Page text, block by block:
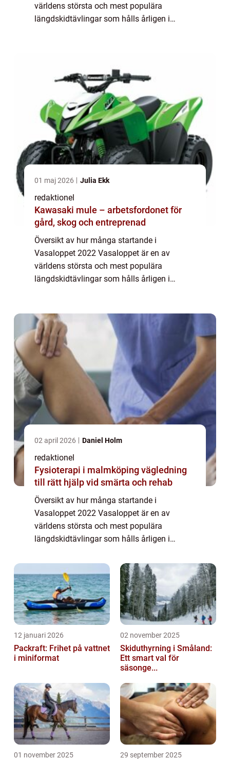
världens största och mest populära
längdskidtävlingar som hålls årligen i
01 maj 2026 Julia Ekk
redaktionel
Kawasaki mule – arbetsfordonet för
gård, skog och entreprenad
Översikt av hur många startande i
Vasaloppet 2022 Vasaloppet är en av
världens största och mest populära
längdskidtävlingar som hålls årligen i
lockar tusentals del...
02 april 2026 Daniel Holm
redaktionel
Fysioterapi i malmköping vägledning
till rätt hjälp vid smärta och rehab
Översikt av hur många startande i
Vasaloppet 2022 Vasaloppet är en av
världens största och mest populära
längdskidtävlingar som hålls årligen i
som sträcker sig från Sälen till Mora och
lockar tusentals del...
12 januari 2026
Packraft: Frihet på vattnet
i miniformat
02 november 2025
Skiduthyrning i Småland:
Ett smart val för
säsonge...
01 november 2025 29 september 2025